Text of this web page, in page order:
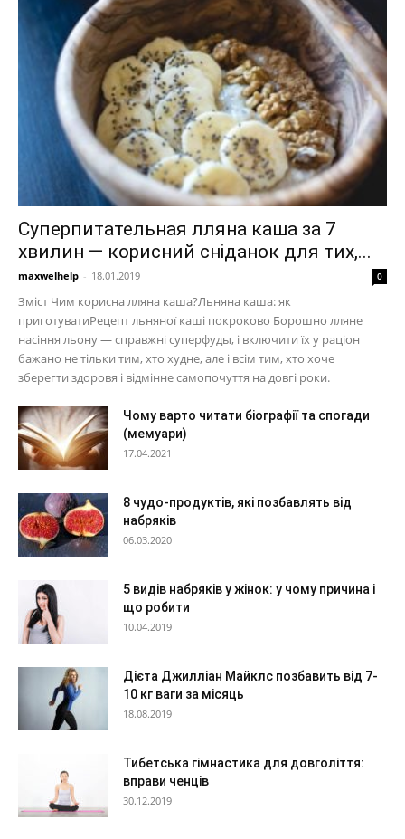
Суперпитательная лляна каша за 7
хвилин — корисний сніданок для тих,...
maxwelhelp - 18.01.2019 0
Зміст Чим корисна лляна каша?Льняна каша: як
приготуватиРецепт льняної каші покроково Борошно лляне
насіння льону — справжні суперфуды, і включити їх у раціон
бажано не тільки тим, хто худне, але і всім тим, хто хоче
зберегти здоровя і відмінне самопочуття на довгі роки.
Чому варто читати біографії та спогади
(мемуари)
17.04.2021
8 чудо-продуктів, які позбавлять від
набряків
06.03.2020
5 видів набряків у жінок: у чому причина і
що робити
10.04.2019
Дієта Джилліан Майклс позбавить від 7-
10 кг ваги за місяць
18.08.2019
Тибетська гімнастика для довголіття:
вправи ченців
30.12.2019